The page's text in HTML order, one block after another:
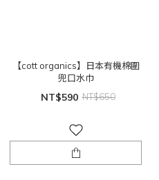
【cott organics】日本有機棉圍
兜口水巾
NT$590 NT$650